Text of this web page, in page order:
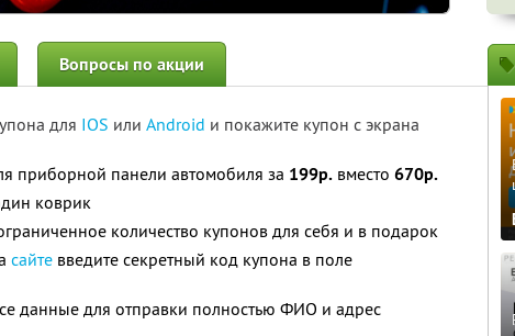
Вопросы по акции
для IOS или Android и покажите купон с экрана
приборной панели автомобиля за 199р. вместо 670р.
коврик
количество купонов для себя и в подарок
сайте введите секретный код купона в поле
данные для отправки полностью ФИО и адрес